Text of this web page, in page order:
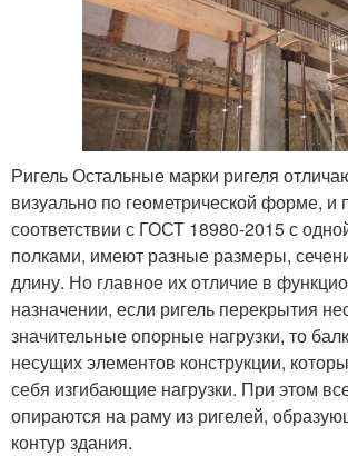
Ригель Остальные марки ригеля
визуально по геометрической форме, и
соответствии с ГОСТ 18980-2015 с
полками, имеют разные размеры,
длину. Но главное их отличие в
назначении, если ригель перекрытия
значительные опорные нагрузки, то
несущих элементов конструкции,
себя изгибающие нагрузки. При этом
опираются на раму из ригелей,
контур здания.